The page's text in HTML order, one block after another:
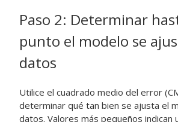
Paso 2: Determinar
punto el modelo se
datos
Utilice el cuadrado medio del error
determinar qué tan bien se ajusta el
datos. Valores más pequeños indican